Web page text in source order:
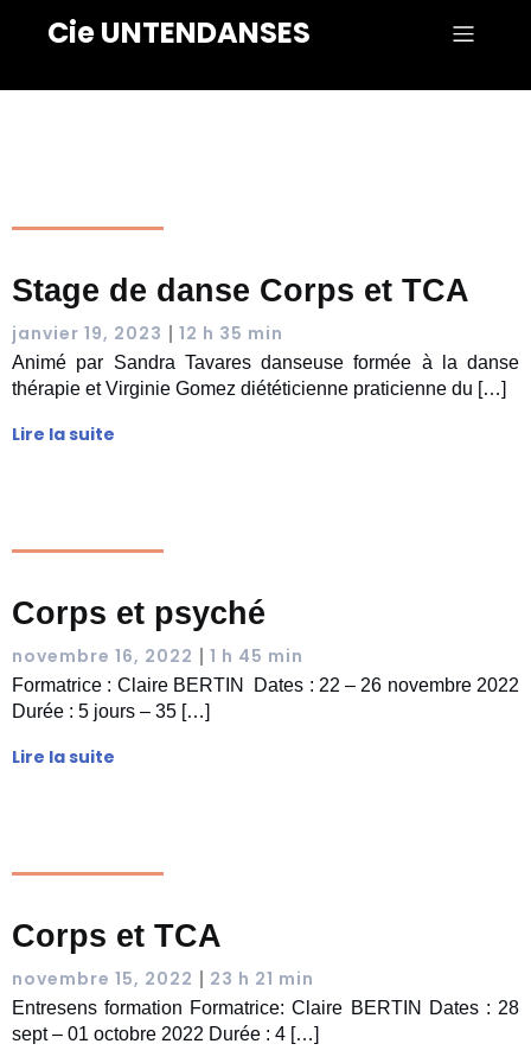
Cie UNTENDANSES
Stage de danse Corps et TCA
janvier 19, 2023 | 12 h 35 min
Animé par Sandra Tavares danseuse formée à la danse
thérapie et Virginie Gomez diététicienne praticienne du […]
Lire la suite
Corps et psyché
novembre 16, 2022 | 1 h 45 min
Formatrice : Claire BERTIN Dates : 22 – 26 novembre 2022
Durée : 5 jours – 35 […]
Lire la suite
Corps et TCA
novembre 15, 2022 | 23 h 21 min
Entresens formation Formatrice: Claire BERTIN Dates : 28
sept – 01 octobre 2022 Durée : 4 […]